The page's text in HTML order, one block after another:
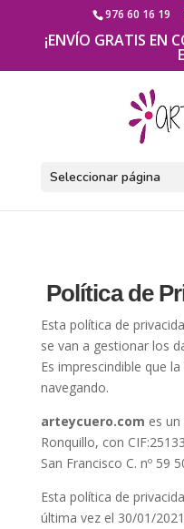
976 60 16 19
¡ENVÍO GRATIS EN
Seleccionar página
Política de
Esta política de
se van a gestionar los
Es imprescindible que
navegando.
arteycuero.com es
Ronquillo, con CIF:
San Francisco C. nº 59
Esta política de
última vez el 30/01/2021